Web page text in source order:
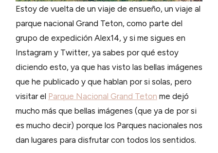
Estoy de vuelta de un viaje de ensueño, un viaje al
parque nacional Grand Teton, como parte del
grupo de expedición Alex14, y si me sigues en
Instagram y Twitter, ya sabes por qué estoy
diciendo esto, ya que has visto las bellas imágenes
que he publicado y que hablan por si solas, pero
visitar el Parque Nacional Grand Teton me dejó
mucho más que bellas imágenes (que ya de por si
es mucho decir) porque los Parques nacionales nos
dan lugares para disfrutar con todos los sentidos.